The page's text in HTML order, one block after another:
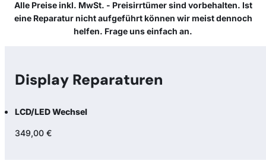
Alle Preise inkl. MwSt. - Preisirrtümer sind vorbehalten. Ist
eine Reparatur nicht aufgeführt können wir meist dennoch
helfen. Frage uns einfach an.
Display Reparaturen
LCD/LED Wechsel
349,00 €